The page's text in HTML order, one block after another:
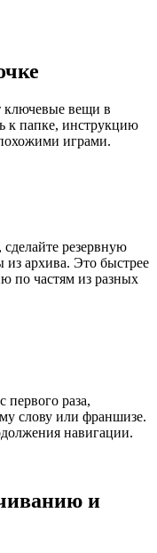
ключевые вещи в
к папке, инструкцию
играми.
сделайте резервную
архива. Это быстрее
по частям из разных
раза,
слову или франшизе.
навигации.
и